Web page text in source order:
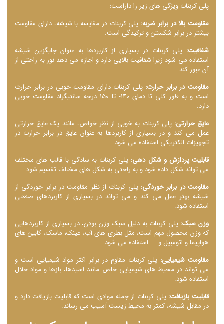
پلی کربنات ویژگی ‌های زیر را داراست:
مقاومت بالا در برابر ضربه: پلی کربنات در مقایسه با شیشه، دارای مقاومت
بیشتر در برابر شکستن و ترکیدگی است.
شفافیت: پلی کربنات در بسیاری از کاربردها به عنوان جایگزین شیشه
استفاده می‌ شود زیرا شفافیت بالایی دارد و اجازه می ‌دهد نور به راحتی از
آن عبور کند.
مقاومت در برابر حرارت: پلی کربنات دارای مقاومت خوبی در برابر حرارت
است و به طور کلی تا دمای 140- تا 150 درجه سانتیگراد مقاومت خوبی
دارد.
عایق حرارتی: پلی کربنات به خوبی از نظر خواص، مانند یک عایق حرارتی
عمل می‌ کند و در بسیاری از کاربردها به عنوان عایق در برابر حرارت در
تجهیزات الکتریکی استفاده می ‌شود.
قابلیت پردازش و شکل ‌دهی: پلی کربنات به سادگی با قالب‌ های مختلف
می ‌تواند شکل داده شود و به راحتی به شکل ‌های مختلف تقسیم شود.
مقاومت در برابر خوردگی: پلی کربنات از نظر مقاومت در برابر خوردگی از
شیشه بهتر عمل می‌ کند و می ‌تواند در بسیاری از کاربردهای صنعتی
استفاده شود.
وزن سبک: پلی کربنات به دلیل سبک وزن بودن، در بسیاری از کاربردهایی
که وزن محصول مهم است، مثل بطری‌ های آب، عینک، ماسک، کابین‌ های
هواپیما و اتومبیل و ... استفاده می ‌شود.
مقاومت شیمیایی: پلی کربنات مقاوم در برابر اکثر مواد شیمیایی است و
می ‌تواند در محیط ‌های شیمیایی خاص مانند اسیدها، بازها و مواد حلال
استفاده شود.
قابلیت بازیافت: پلی کربنات از جمله موادی است که قابلیت بازیافت دارد و
در مقابل شیشه، کمتر به محیط زیست آسیب می ‌رساند.